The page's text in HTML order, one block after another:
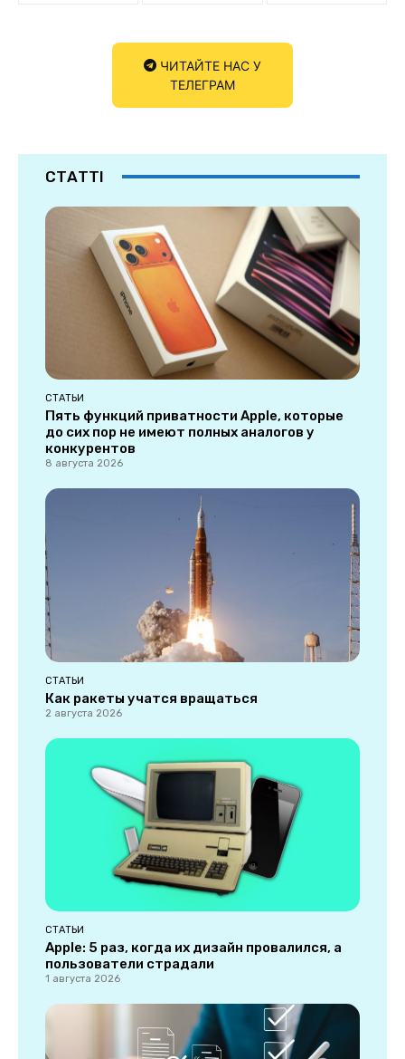
ЧИТАЙТЕ НАС У
ТЕЛЕГРАМ
СТАТТІ
СТАТЬИ
Пять функций приватности Apple, которые
до сих пор не имеют полных аналогов у
конкурентов
8 августа 2026
СТАТЬИ
Как ракеты учатся вращаться
2 августа 2026
СТАТЬИ
Apple: 5 раз, когда их дизайн провалился, а
пользователи страдали
1 августа 2026